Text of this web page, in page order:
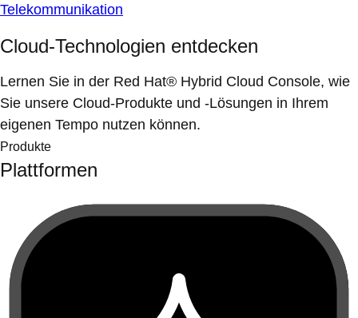
Telekommunikation
Cloud-Technologien entdecken
Lernen Sie in der Red Hat® Hybrid Cloud Console, wie
Sie unsere Cloud-Produkte und -Lösungen in Ihrem
eigenen Tempo nutzen können.
Produkte
Plattformen